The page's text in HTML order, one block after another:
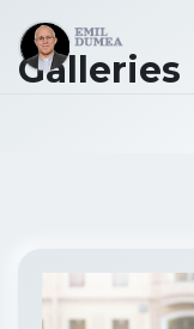
Galleries